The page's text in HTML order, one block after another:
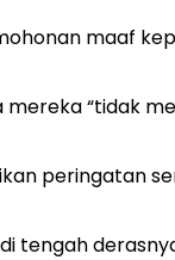
maaf
“tidak
peringatan
tengah